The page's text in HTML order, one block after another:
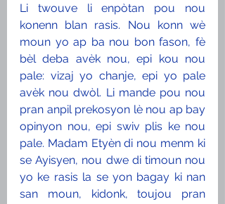
Li twouve li enpòtan pou nou
konenn blan rasis. Nou konn wè
moun yo ap ba nou bon fason, fè
bèl deba avèk nou, epi kou nou
pale: vizaj yo chanje, epi yo pale
avèk nou dwòl. Li mande pou nou
pran anpil prekosyon lè nou ap bay
opinyon nou, epi swiv plis ke nou
pale. Madam Etyèn di nou menm ki
se Ayisyen, nou dwe di timoun nou
yo ke rasis la se yon bagay ki nan
san moun, kidonk, toujou pran